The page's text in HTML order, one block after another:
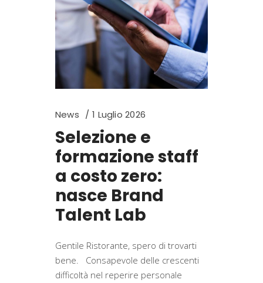
News 1 Luglio 2026
Selezione e
formazione staff
a costo zero:
nasce Brand
Talent Lab
Gentile Ristorante, spero di trovarti
bene. Consapevole delle crescenti
difficoltà nel reperire personale